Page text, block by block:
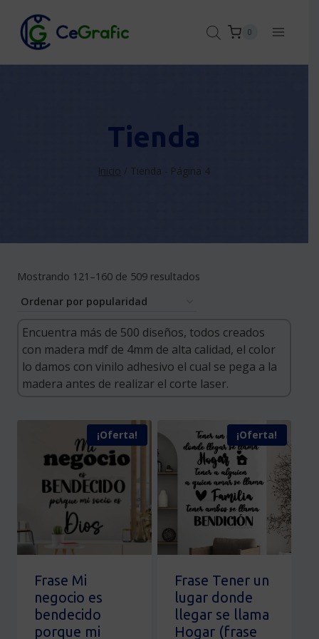
contenido
0
Tienda
Inicio / Tienda - Página 4
Mostrando 121–160 de 509 resultados
¡Oferta!
Frase Mi
negocio es
bendecido
porque mi
¡Oferta!
Frase Tener un
lugar donde
llegar se llama
Hogar (frase